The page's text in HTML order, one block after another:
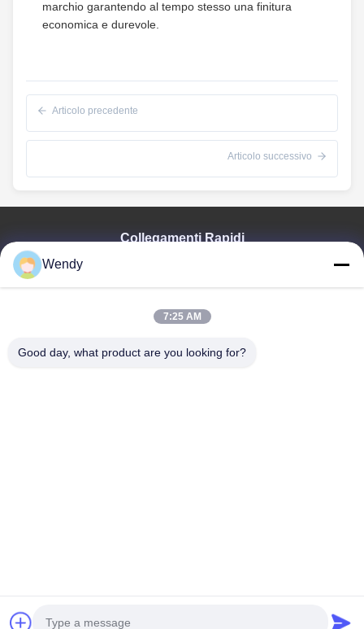
marchio garantendo al tempo stesso una finitura
economica e durevole.
Articolo precedente
Articolo successivo
Collegamenti Rapidi
Prodotti
Video
Manifestazione Di VR
Circa Noi
Wendy
7:25 AM
Good day, what product are you looking for?